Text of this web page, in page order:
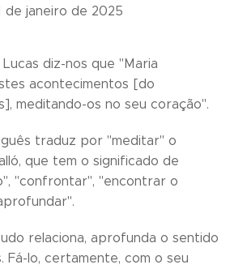
de janeiro de 2025
diz-nos que "Maria
acontecimentos [do
meditando-os no seu coração".
traduz por "meditar" o
que tem o significado de
"confrontar", "encontrar o
relaciona, aprofunda o sentido
Fá-lo, certamente, com o seu